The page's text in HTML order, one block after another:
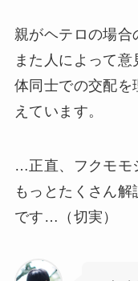
親がヘテロの場合
また人によって
体同士での交配を
えています。
…正直、フクモモ
もっとたくさん
です…（切実）